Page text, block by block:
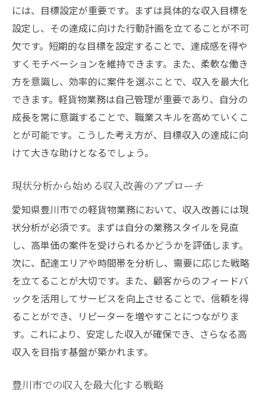
には、目標設定が重要です。まずは具体的な収入目標を
設定し、その達成に向けた行動計画を立てることが不可
欠です。短期的な目標を設定することで、達成感を得や
すくモチベーションを維持できます。また、柔軟な働き
方を意識し、効率的に案件を選ぶことで、収入を最大化
できます。軽貨物業務は自己管理が重要であり、自分の
成長を常に意識することで、職業スキルを高めていくこ
とが可能です。こうした考え方が、目標収入の達成に向
けて大きな助けとなるでしょう。
現状分析から始める収入改善のアプローチ
愛知県豊川市での軽貨物業務において、収入改善には現
状分析が必須です。まずは自分の業務スタイルを見直
し、高単価の案件を受けられるかどうかを評価します。
次に、配達エリアや時間帯を分析し、需要に応じた戦略
を立てることが大切です。また、顧客からのフィードバ
ックを活用してサービスを向上させることで、信頼を得
ることができ、リピーターを増やすことにつながりま
す。これにより、安定した収入が確保でき、さらなる高
収入を目指す基盤が築かれます。
豊川市での収入を最大化する戦略